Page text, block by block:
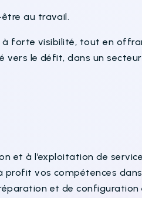
au travail.
à forte visibilité, tout en
le défit, dans un secteur
et à l’exploitation de
profit vos compétences
et de configuration